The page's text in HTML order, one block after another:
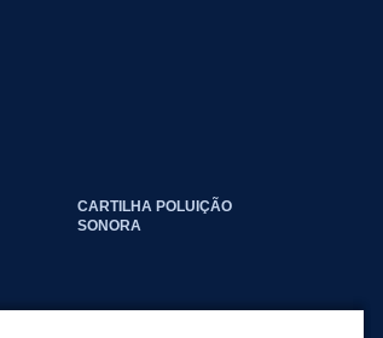
CARTILHA POLUIÇÃO
SONORA